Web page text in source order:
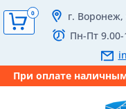
г. Воронеж,
Пн-Пт
При оплате
0